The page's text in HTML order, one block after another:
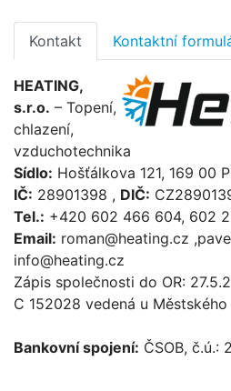
Kontakt Kontaktní
HEATING,
s.r.o. – Topení,
chlazení,
vzduchotechnika
Sídlo: Hošťálkova 121, 169 00
IČ: 28901398 , DIČ:
Tel.: +420 602 466 604, 602
Email: roman@heating.cz
info@heating.cz
Zápis společnosti do OR:
C 152028 vedená u
Bankovní spojení: ČSOB, č.ú.: